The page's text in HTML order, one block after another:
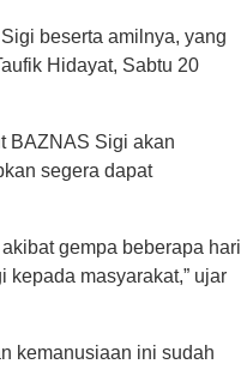
beserta amilnya, yang
Hidayat, Sabtu 20
BAZNAS Sigi akan
segera dapat
gempa beberapa hari
masyarakat,” ujar
kemanusiaan ini sudah